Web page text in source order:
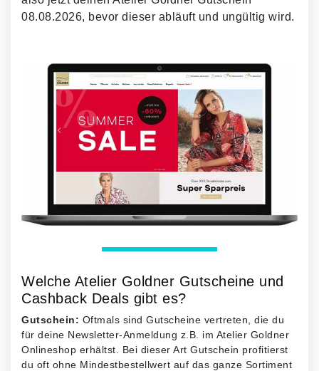
08.08.2026, bevor dieser abläuft und ungültig wird.
Welche Atelier Goldner Gutscheine und
Cashback Deals gibt es?
Gutschein: Oftmals sind Gutscheine vertreten, die du
für deine Newsletter-Anmeldung z.B. im Atelier Goldner
Onlineshop erhältst. Bei dieser Art Gutschein profitierst
du oft ohne Mindestbestellwert auf das ganze Sortiment